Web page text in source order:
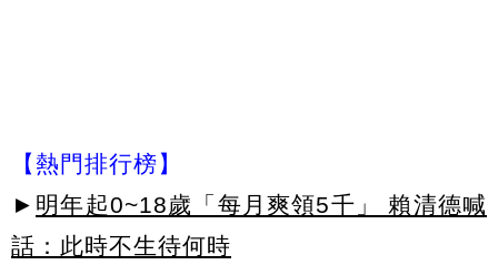
【熱門排行榜】
► 明年起0~18歲「每月爽領5千」 賴清德喊
話：此時不生待何時